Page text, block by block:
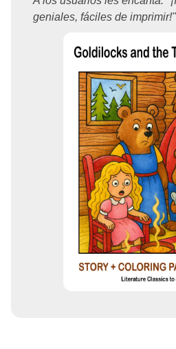
geniales, fáciles de imprimir!"